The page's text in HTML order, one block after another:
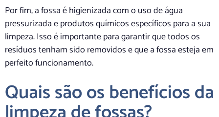
Por fim, a fossa é higienizada com o uso de água
pressurizada e produtos químicos específicos para a sua
limpeza. Isso é importante para garantir que todos os
resíduos tenham sido removidos e que a fossa esteja em
perfeito funcionamento.
Quais são os benefícios da